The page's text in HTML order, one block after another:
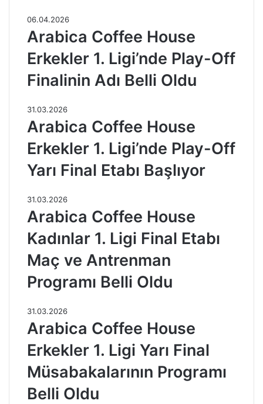
06.04.2026
Arabica Coffee House
Erkekler 1. Ligi’nde Play-Off
Finalinin Adı Belli Oldu
31.03.2026
Arabica Coffee House
Erkekler 1. Ligi’nde Play-Off
Yarı Final Etabı Başlıyor
31.03.2026
Arabica Coffee House
Kadınlar 1. Ligi Final Etabı
Maç ve Antrenman
Programı Belli Oldu
31.03.2026
Arabica Coffee House
Erkekler 1. Ligi Yarı Final
Müsabakalarının Programı
Belli Oldu